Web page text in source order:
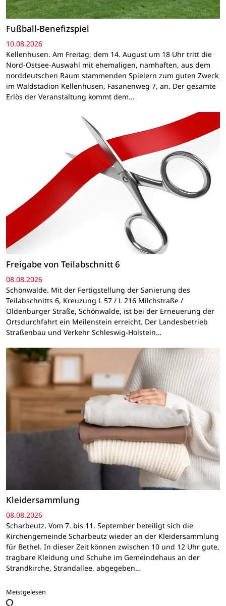
Fußball-Benefizspiel
10.08.2026
Kellenhusen. Am Freitag, dem 14. August um 18 Uhr tritt die
Nord-Ostsee-Auswahl mit ehemaligen, namhaften, aus dem
norddeutschen Raum stammenden Spielern zum guten Zweck
im Waldstadion Kellenhusen, Fasanenweg 7, an. Der gesamte
Erlös der Veranstaltung kommt dem…
Freigabe von Teilabschnitt 6
08.08.2026
Schönwalde. Mit der Fertigstellung der Sanierung des
Teilabschnitts 6, Kreuzung L 57 / L 216 Milchstraße /
Oldenburger Straße, Schönwalde, ist bei der Erneuerung der
Ortsdurchfahrt ein Meilenstein erreicht. Der Landesbetrieb
Straßenbau und Verkehr Schleswig-Holstein…
Kleidersammlung
08.08.2026
Scharbeutz. Vom 7. bis 11. September beteiligt sich die
Kirchengemeinde Scharbeutz wieder an der Kleidersammlung
für Bethel. In dieser Zeit können zwischen 10 und 12 Uhr gute,
tragbare Kleidung und Schuhe im Gemeindehaus an der
Strandkirche, Strandallee, abgegeben…
Meistgelesen